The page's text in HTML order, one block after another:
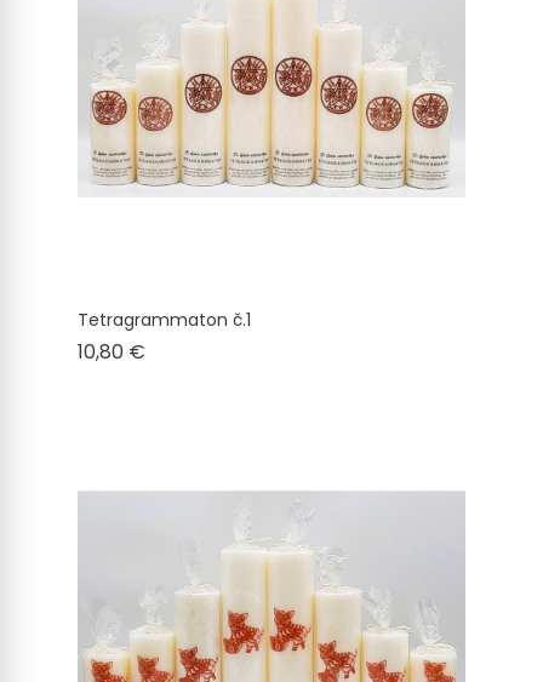
Tetragrammaton č.1
10,80 €